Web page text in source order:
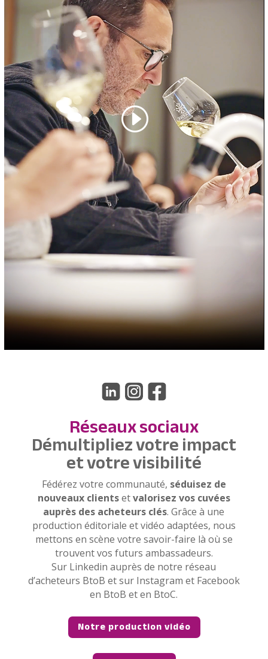
Réseaux sociaux
Démultipliez votre impact
et votre visibilité
Fédérez votre communauté, séduisez de
nouveaux clientsetvalorisez vos cuvées
auprès des acheteurs clés. Grâce à une
production éditoriale et vidéo adaptées, nous
mettons en scène votre savoir-faire là où se
trouvent vos futurs ambassadeurs.
Sur Linkedin auprès de notre réseau
d’acheteurs BtoB et sur Instagram et Facebook
en BtoB et en BtoC.
Notre production vidéo